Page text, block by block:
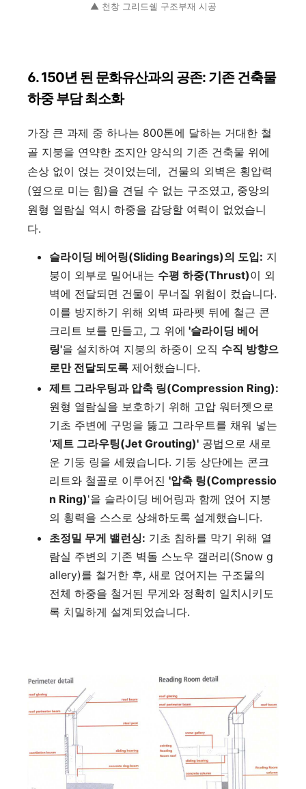
▲ 천창 그리드쉘 구조부재 시공
6. 150년 된 문화유산과의 공존: 기존 건축물
하중 부담 최소화
가장 큰 과제 중 하나는 800톤에 달하는 거대한 철
골 지붕을 연약한 조지안 양식의 기존 건축물 위에
손상 없이 얹는 것이었는데, 건물의 외벽은 횡압력
(옆으로 미는 힘)을 견딜 수 없는 구조였고, 중앙의
원형 열람실 역시 하중을 감당할 여력이 없었습니
다.
슬라이딩 베어링(Sliding Bearings)의 도입: 지
붕이 외부로 밀어내는 수평 하중(Thrust)이 외
벽에 전달되면 건물이 무너질 위험이 컸습니다.
이를 방지하기 위해 외벽 파라펫 뒤에 철근 콘
크리트 보를 만들고, 그 위에 '슬라이딩 베어
링'을 설치하여 지붕의 하중이 오직 수직 방향으
로만 전달되도록 제어했습니다.
제트 그라우팅과 압축 링(Compression Ring):
원형 열람실을 보호하기 위해 고압 워터젯으로
기초 주변에 구멍을 뚫고 그라우트를 채워 넣는
'제트 그라우팅(Jet Grouting)' 공법으로 새로
운 기둥 링을 세웠습니다. 기둥 상단에는 콘크
리트와 철골로 이루어진 '압축 링(Compressio
n Ring)'을 슬라이딩 베어링과 함께 얹어 지붕
의 횡력을 스스로 상쇄하도록 설계했습니다.
초정밀 무게 밸런싱: 기초 침하를 막기 위해 열
람실 주변의 기존 벽돌 스노우 갤러리(Snow g
allery)를 철거한 후, 새로 얹어지는 구조물의
전체 하중을 철거된 무게와 정확히 일치시키도
록 치밀하게 설계되었습니다.